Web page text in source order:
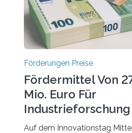
Förderungen Preise
Fördermittel Von
Mio. Euro Für
Industrieforschung
Freigegeben
Auf dem Innovationstag